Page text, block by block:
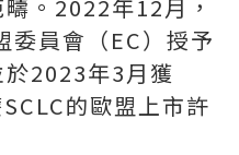
。2022年12月，
委員會（EC）授予
2023年3月獲
的歐盟上市許